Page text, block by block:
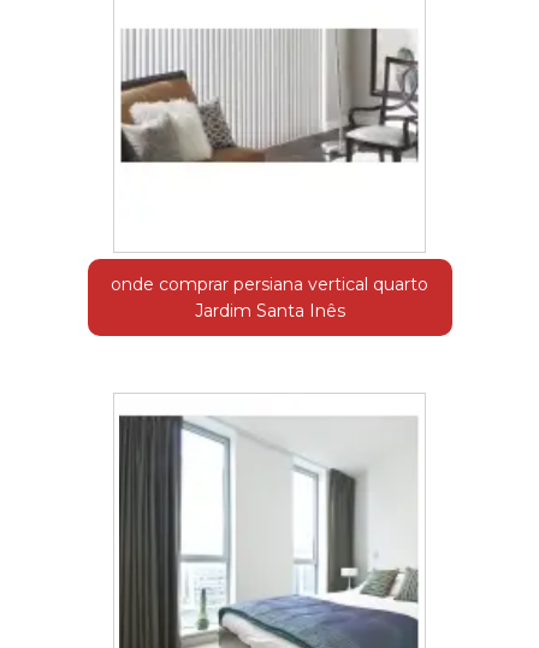
onde comprar persiana vertical quarto
Jardim Santa Inês